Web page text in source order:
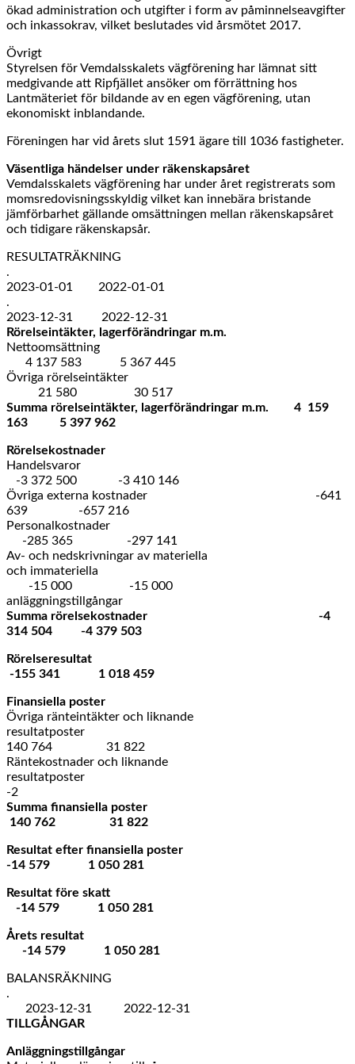
ökad administration och utgifter i form av påminnelseavgifter
och inkassokrav, vilket beslutades vid årsmötet 2017.
Övrigt
Styrelsen för Vemdalsskalets vägförening har lämnat sitt
medgivande att Ripfjället ansöker om förrättning hos
Lantmäteriet för bildande av en egen vägförening, utan
ekonomiskt inblandande.
Föreningen har vid årets slut 1591 ägare till 1036 fastigheter.
Väsentliga händelser under räkenskapsåret
Vemdalsskalets vägförening har under året registrerats som
momsredovisningsskyldig vilket kan innebära bristande
jämförbarhet gällande omsättningen mellan räkenskapsåret
och tidigare räkenskapsår.
RESULTATRÄKNING
.
2023-01-01 2022-01-01
.
2023-12-31 2022-12-31
Rörelseintäkter, lagerförändringar m.m.
Nettoomsättning
4 137 583 5 367 445
Övriga rörelseintäkter
21 580 30 517
Summa rörelseintäkter, lagerförändringar m.m. 4 159
163 5 397 962
Rörelsekostnader
Handelsvaror
-3 372 500 -3 410 146
Övriga externa kostnader -641
639 -657 216
Personalkostnader
-285 365 -297 141
Av- och nedskrivningar av materiella
och immateriella
-15 000 -15 000
anläggningstillgångar
Summa rörelsekostnader -4
314 504 -4 379 503
Rörelseresultat
-155 341 1 018 459
Finansiella poster
Övriga ränteintäkter och liknande
resultatposter
140 764 31 822
Räntekostnader och liknande
resultatposter
-2
Summa finansiella poster
140 762 31 822
Resultat efter finansiella poster
-14 579 1 050 281
Resultat före skatt
-14 579 1 050 281
Årets resultat
-14 579 1 050 281
BALANSRÄKNING
.
2023-12-31 2022-12-31
TILLGÅNGAR
Anläggningstillgångar